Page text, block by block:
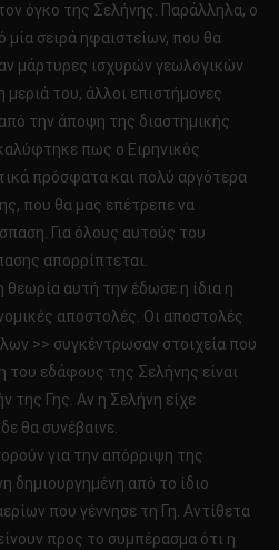
όγκο της Σελήνης. Παράλληλα, ο
μία σειρά ηφαιστείων, που θα
μάρτυρες ισχυρών γεωλογικών
του, άλλοι επιστήμονες
την άποψη της διαστημικής
πως ο Ειρηνικός
πρόσφατα και πολύ αργότερα
που θα μας επέτρεπε να
Για όλους αυτούς του
απορρίπτεται.
αυτή την έδωσε η ίδια η
αποστολές. Οι αποστολές
>> συγκέντρωσαν στοιχεία που
του εδάφους της Σελήνης είναι
της Γης. Αν η Σελήνη είχε
θα συνέβαινε.
για την απόρριψη της
δημιουργημένη από το ίδιο
που γέννησε τη Γη. Αντίθετα
προς το συμπέρασμα ότι η